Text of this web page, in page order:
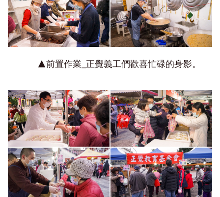
▲前置作業_正覺義工們歡喜忙碌的身影。